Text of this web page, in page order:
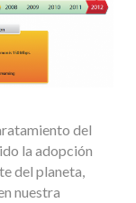
del
la adopción
del planeta,
nuestra